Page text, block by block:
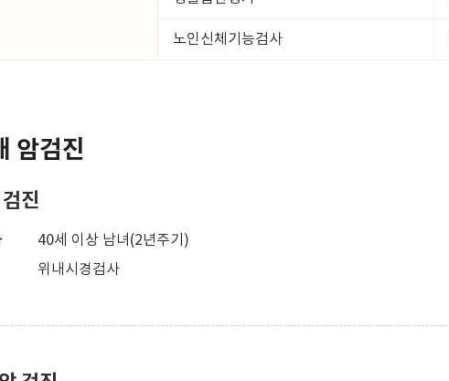
노인신체기능검사
암검진
진
40세 이상 남녀(2년주기)
위내시경검사